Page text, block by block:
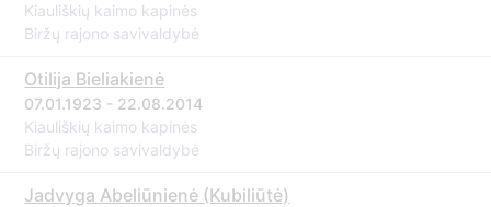
Kiauliškių kaimo kapinės
Biržų rajono savivaldybė
Otilija Bieliakienė
07.01.1923 - 22.08.2014
Kiauliškių kaimo kapinės
Biržų rajono savivaldybė
Jadvyga Abeliūnienė (Kubiliūtė)